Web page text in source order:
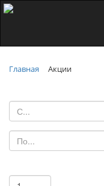
Главная Акции